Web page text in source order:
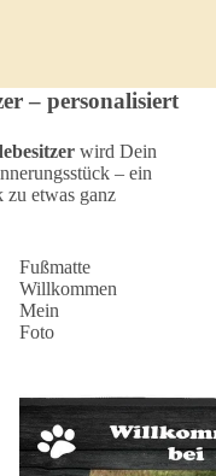
– personalisiert
wird Dein
– ein
zu etwas ganz
Fußmatte
Willkommen
Mein
Foto